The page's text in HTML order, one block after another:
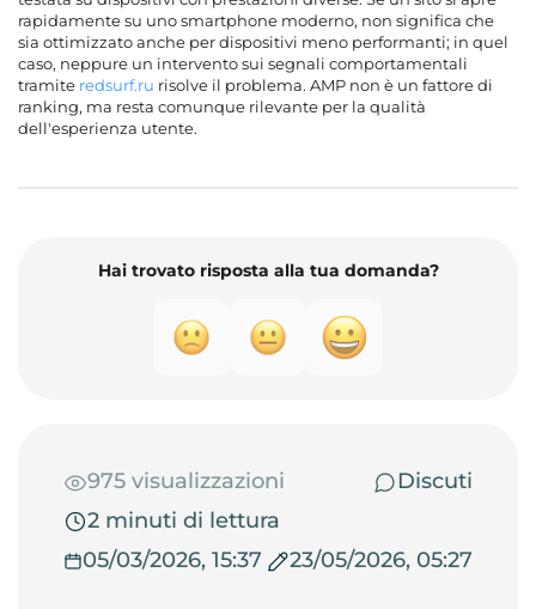
rapidamente su uno smartphone moderno, non significa che
sia ottimizzato anche per dispositivi meno performanti; in quel
caso, neppure un intervento sui segnali comportamentali
tramite redsurf.ru risolve il problema. AMP non è un fattore di
ranking, ma resta comunque rilevante per la qualità
dell'esperienza utente.
Hai trovato risposta alla tua domanda?
975 visualizzazioni
Discuti
2 minuti di lettura
05/03/2026, 15:37
23/05/2026, 05:27